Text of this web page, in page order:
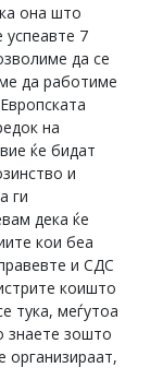
она што
7
да се
да работиме
на
ќе бидат
и
ги
дека ќе
кои беа
и СДС
коишто
тука, меѓутоа
знаете зошто
организираат,